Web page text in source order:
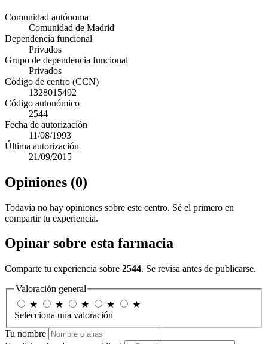
Comunidad autónoma
Comunidad de Madrid
Dependencia funcional
Privados
Grupo de dependencia funcional
Privados
Código de centro (CCN)
1328015492
Código autonómico
2544
Fecha de autorización
11/08/1993
Última autorización
21/09/2015
Opiniones (0)
Todavía no hay opiniones sobre este centro. Sé el primero en
compartir tu experiencia.
Opinar sobre esta farmacia
Comparte tu experiencia sobre 2544. Se revisa antes de publicarse.
Valoración general
★
★ ★ ★
★
Selecciona una valoración
Tu nombre